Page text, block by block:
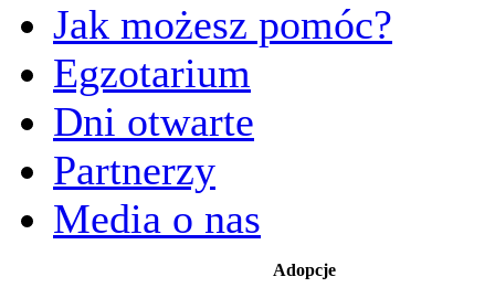
Jak możesz pomóc?
Egzotarium
Dni otwarte
Partnerzy
Media o nas
Adopcje